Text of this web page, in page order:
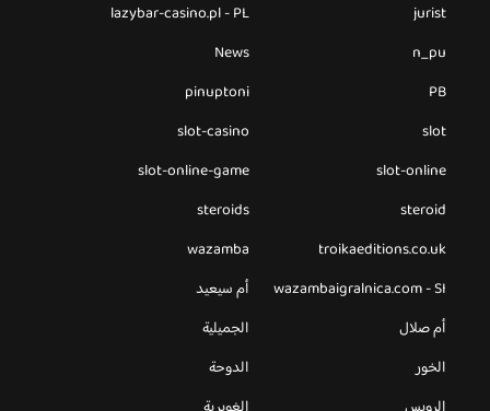
jurist
lazybar-casino.pl - PL
n_pu
News
PB
pinuptoni
slot
slot-casino
slot-online
slot-online-game
steroid
steroids
troikaeditions.co.uk
wazamba
wazambaigralnica.com - SI
أم سيعيد
أم صلال
الجميلية
الخور
الدوحة